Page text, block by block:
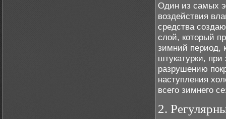
Один из самых
воздействия
средства
слой, который
зимний период,
штукатурки,
разрушению
наступления
всего зимнего
2.